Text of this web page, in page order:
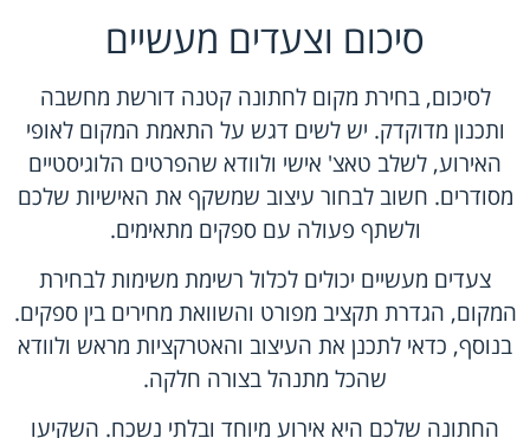
סיכום וצעדים מעשיים
לסיכום, בחירת מקום לחתונה קטנה דורשת מחשבה
ותכנון מדוקדק. יש לשים דגש על התאמת המקום לאופי
האירוע, לשלב טאצ' אישי ולוודא שהפרטים הלוגיסטיים
מסודרים. חשוב לבחור עיצוב שמשקף את האישיות שלכם
ולשתף פעולה עם ספקים מתאימים.
צעדים מעשיים יכולים לכלול רשימת משימות לבחירת
המקום, הגדרת תקציב מפורט והשוואת מחירים בין ספקים.
בנוסף, כדאי לתכנן את העיצוב והאטרקציות מראש ולוודא
שהכל מתנהל בצורה חלקה.
החתונה שלכם היא אירוע מיוחד ובלתי נשכח. השקיעו